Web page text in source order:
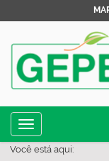
Toggle navigation
Você está aqui: